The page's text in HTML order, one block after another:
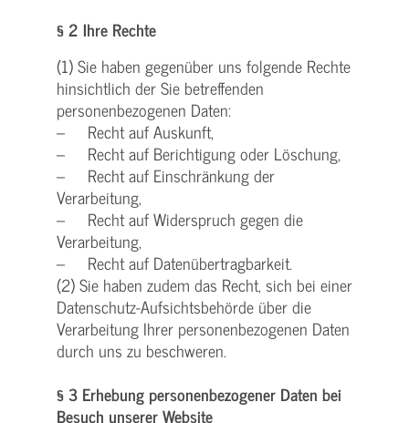
§ 2 Ihre Rechte
(1) Sie haben gegenüber uns folgende Rechte
hinsichtlich der Sie betreffenden
personenbezogenen Daten:
– Recht auf Auskunft,
– Recht auf Berichtigung oder Löschung,
– Recht auf Einschränkung der
Verarbeitung,
– Recht auf Widerspruch gegen die
Verarbeitung,
– Recht auf Datenübertragbarkeit.
(2) Sie haben zudem das Recht, sich bei einer
Datenschutz-Aufsichtsbehörde über die
Verarbeitung Ihrer personenbezogenen Daten
durch uns zu beschweren.
§ 3 Erhebung personenbezogener Daten bei
Besuch unserer Website